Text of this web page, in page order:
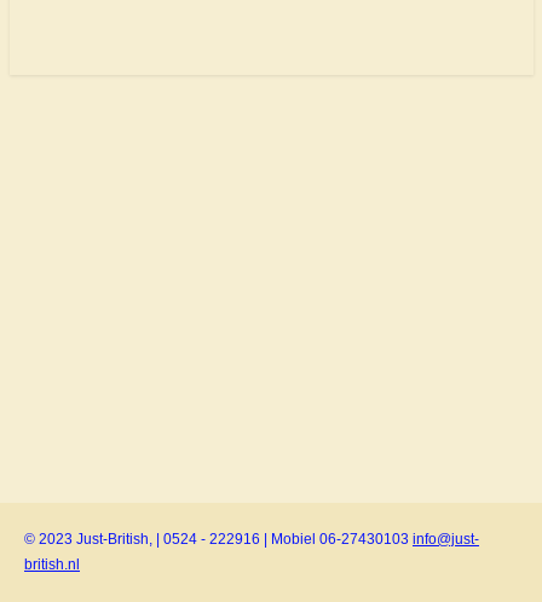
© 2023 Just-British, | 0524 - 222916 | Mobiel 06-27430103 info@just-
british.nl